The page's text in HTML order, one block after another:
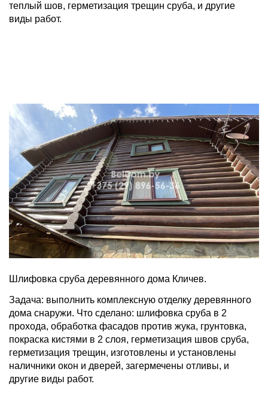
теплый шов, герметизация трещин сруба, и другие
виды работ.
Шлифовка сруба деревянного дома Кличев.
Задача: выполнить комплексную отделку деревянного
дома снаружи. Что сделано: шлифовка сруба в 2
прохода, обработка фасадов против жука, грунтовка,
покраска кистями в 2 слоя, герметизация швов сруба,
герметизация трещин, изготовлены и установлены
наличники окон и дверей, загермечены отливы, и
другие виды работ.